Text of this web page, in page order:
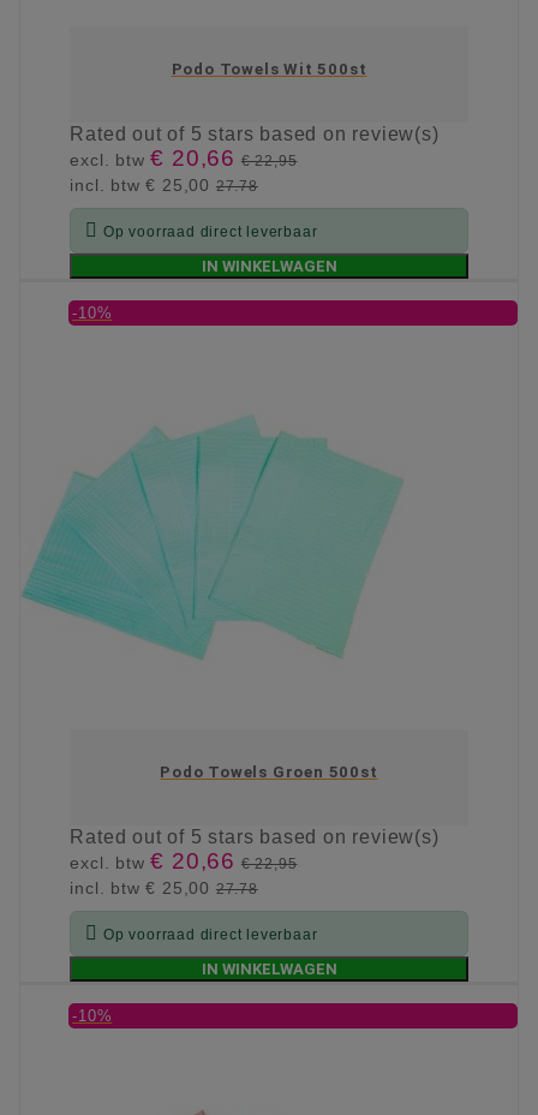
Podo Towels Wit 500st
Ratedout of 5 stars based on review(s)
excl. btw€ 20,66 € 22,95
incl. btw€ 25,00 27.78
 Op voorraad direct leverbaar
IN WINKELWAGEN
-10%
Podo Towels Groen 500st
Ratedout of 5 stars based on review(s)
excl. btw€ 20,66 € 22,95
incl. btw€ 25,00 27.78
 Op voorraad direct leverbaar
IN WINKELWAGEN
-10%